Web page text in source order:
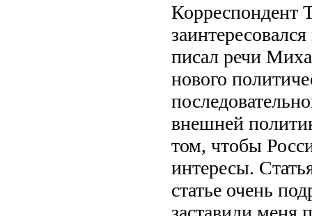
Корреспондент
писал речи
нового
внешней
том, чтобы
интересы.
статье очень